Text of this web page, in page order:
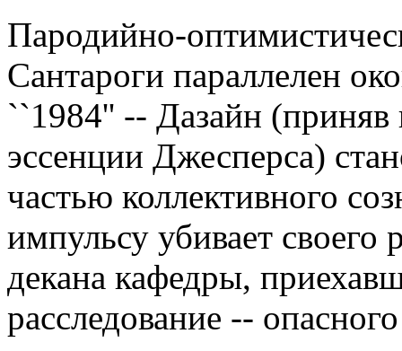
Пародийно-
Сантароги параллелен
``1984'' -- Дазайн (приняв
эссенции Джесперса)
частью коллективного
импульсу убивает своего
декана кафедры,
расследование --